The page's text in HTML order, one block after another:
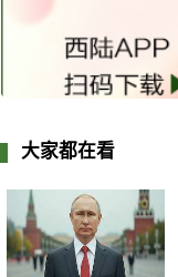
大家都在看